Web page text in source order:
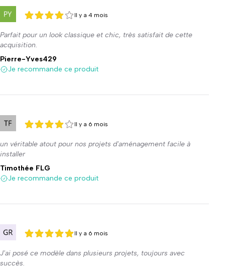
4 sur 5
4 sur 5
Il y a 4 mois
Parfait pour un look classique et chic, très satisfait de cette
acquisition.
Pierre-Yves429
Je recommande ce produit
4 sur 5
4 sur 5
Il y a 6 mois
un véritable atout pour nos projets d'aménagement facile à
installer
Timothée FLG
Je recommande ce produit
5 sur 5
5 sur 5
Il y a 6 mois
J'ai posé ce modèle dans plusieurs projets, toujours avec
succès.